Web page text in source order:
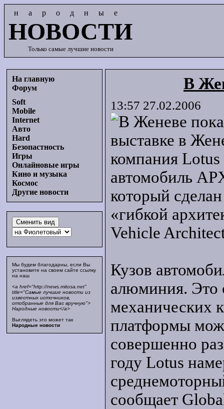
народные
НОВОСТИ
Только самые лучшие новости
На главную
Форум
Soft
Mobile
Internet
Авто
Hard
Безопастность
Игры
Онлайновые игры
Кино и музыка
Космос
Другие новости
Мы будем благодарны, если Вы
установите на своем сайте ссылку
на наш
<a href="http://news.mitosa.net"
title="Самые лучшие новости из
известных источников,
отобранные для Вас вручную">
Народные новости</a>
Выглядеть это может так
Народные новости
В
13:57 27.02.2006
выставке в
компания
автомобиль
который
«гибкой
Vehicle
Кузов
алюминия. Это
механических
платформы
совершенно
году Lotus
сообщает